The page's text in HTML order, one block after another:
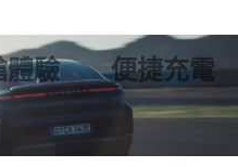
驗
最大
區域、
便捷充電
旅途中快速充電居
家感應式¹ 充電無憂